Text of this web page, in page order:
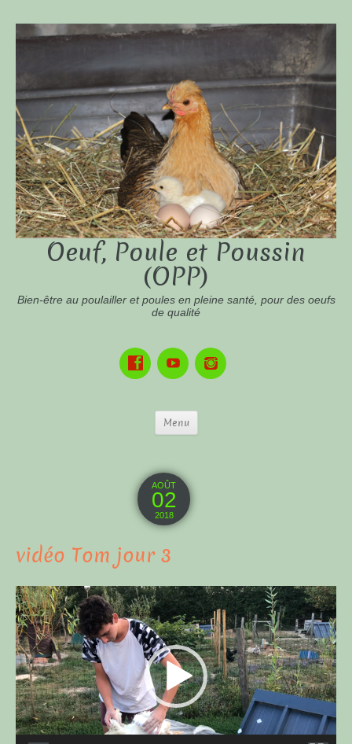
Oeuf, Poule et Poussin
(OPP)
Bien-être au poulailler et poules en pleine santé, pour des oeufs
de qualité
Menu
AOÛT
02
2018
vidéo Tom jour 3
Lecteur
vidéo